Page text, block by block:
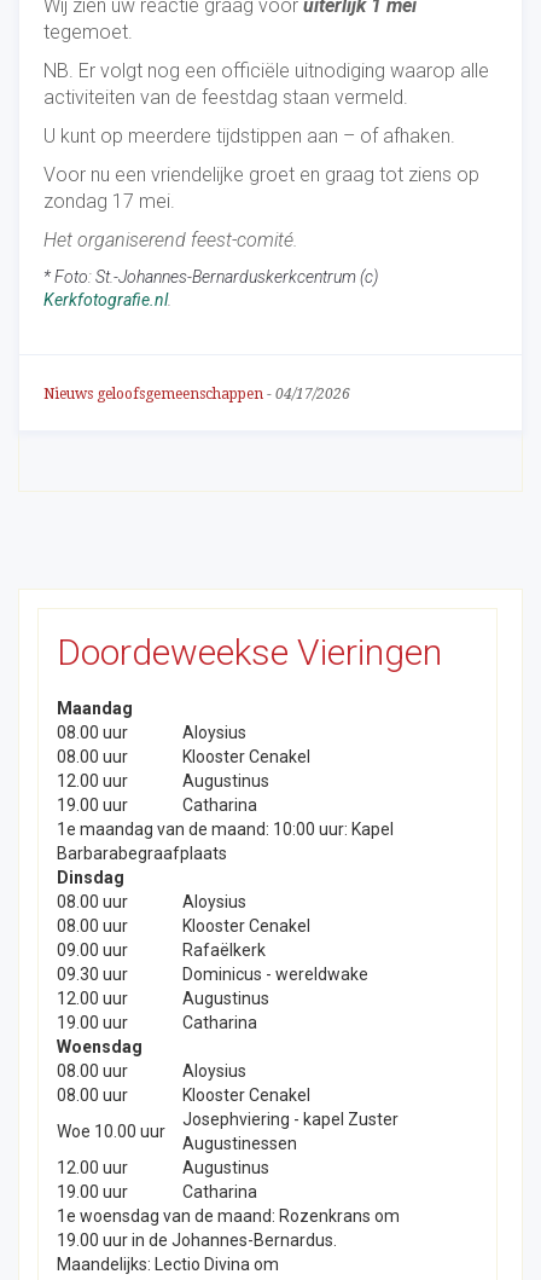
Wij zien uw reactie graag voor uiterlijk 1 mei
tegemoet.
NB. Er volgt nog een officiële uitnodiging waarop alle
activiteiten van de feestdag staan vermeld.
U kunt op meerdere tijdstippen aan – of afhaken.
Voor nu een vriendelijke groet en graag tot ziens op
zondag 17 mei.
Het organiserend feest-comité.
* Foto: St.-Johannes-Bernarduskerkcentrum (c)
Kerkfotografie.nl.
Nieuws geloofsgemeenschappen - 04/17/2026
Doordeweekse Vieringen
Maandag
08.00 uur
Aloysius
08.00 uur
Klooster Cenakel
12.00 uur
Augustinus
19.00 uur
Catharina
1e maandag van de maand: 10:00 uur: Kapel
Barbarabegraafplaats
Dinsdag
08.00 uur
Aloysius
08.00 uur
Klooster Cenakel
09.00 uur
Rafaëlkerk
09.30 uur
Dominicus - wereldwake
12.00 uur
Augustinus
19.00 uur
Catharina
Woensdag
08.00 uur
Aloysius
08.00 uur
Klooster Cenakel
Woe 10.00 uur
Josephviering - kapel Zuster
Augustinessen
12.00 uur
Augustinus
19.00 uur
Catharina
1e woensdag van de maand: Rozenkrans om
19.00 uur in de Johannes-Bernardus.
Maandelijks: Lectio Divina om